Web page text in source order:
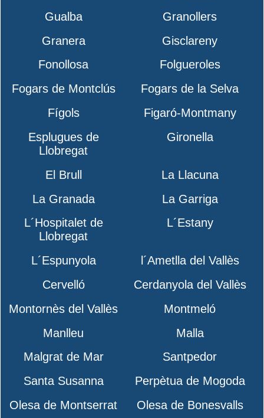
Gualba
Granollers
Granera
Gisclareny
Fonollosa
Folgueroles
Fogars de Montclús
Fogars de la Selva
Fígols
Figaró-Montmany
Esplugues de
Llobregat
Gironella
El Brull
La Llacuna
La Granada
La Garriga
L´Hospitalet de
Llobregat
L´Estany
L´Espunyola
l´Ametlla del Vallès
Cervelló
Cerdanyola del Vallès
Montornès del Vallès
Montmeló
Manlleu
Malla
Malgrat de Mar
Santpedor
Santa Susanna
Perpètua de Mogoda
Olesa de Montserrat
Olesa de Bonesvalls